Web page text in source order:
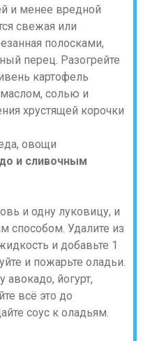
и менее вредной
свежая или
полосками,
перец. Разогрейте
картофель
солью и
хрустящей корочки
и сливочным
и одну луковицу, и
способом. Удалите из
и добавьте 1
и пожарьте оладьи.
авокадо, йогурт,
всё это до
соус к оладьям.